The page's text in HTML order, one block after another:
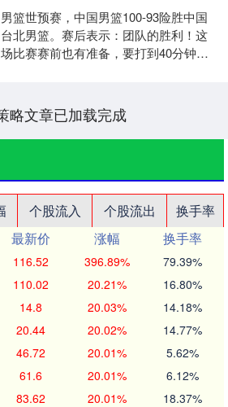
男篮世预赛，中国男篮100-93险胜中国
台北男篮。赛后表示：团队的胜利！这
场比赛赛前也有准备，要打到40分钟，
略文章已加载完成
个股流入 个股流出
换手率
最新价 涨幅
换手率
116.52 396.89% 79.39%
110.02 20.21% 16.80%
14.8 20.03% 14.18%
20.44 20.02% 14.77%
46.72 20.01% 5.62%
61.6 20.01% 6.12%
83.62 20.01% 18.37%